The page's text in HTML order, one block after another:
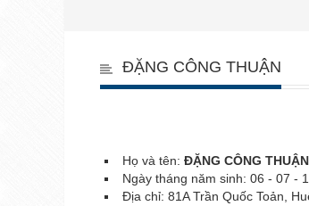
ĐẶNG CÔNG THUẬN
Họ và tên: ĐẶNG CÔNG THUẬN
Ngày tháng năm sinh: 06 - 07 -
Địa chỉ: 81A Trần Quốc Toản,